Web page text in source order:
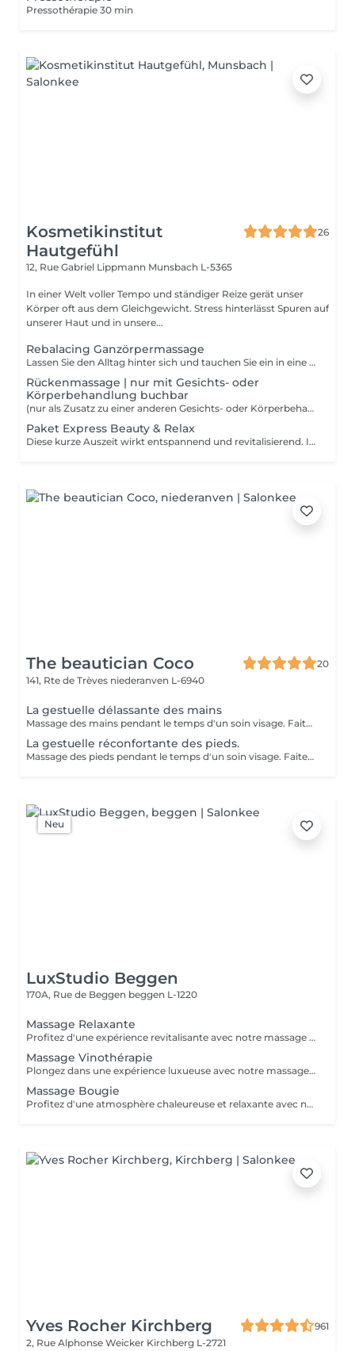
Pressothérapie 30 min
Kosmetikinstitut
Hautgefühl
26
12, Rue Gabriel Lippmann Munsbach L-5365
In einer Welt voller Tempo und ständiger Reize gerät unser
Körper oft aus dem Gleichgewicht. Stress hinterlässt Spuren auf
unserer Haut und in unsere...
Rebalacing Ganzörpermassage
Lassen Sie den Alltag hinter sich und tauchen Sie ein in eine Welt absoluten Wohlbefindens. Diese Massage ist für alle die Stress und Hektik ausgesetzt sind. Sie konzentriert sich auf ihr inneres Wohlbefinden, vermittelt Balance und gleicht die Bedürfnisse des Körpers aus. Körper, Geist und Seele werden entspannt und die Energiezirkulation wird wiederhergestellt.
Rückenmassage | nur mit Gesichts- oder
Körperbehandlung buchbar
(nur als Zusatz zu einer anderen Gesichts- oder Körperbehandlung buchbar)
Paket Express Beauty & Relax
Diese kurze Auszeit wirkt entspannend und revitalisierend. Ideal um die Akkus in der Mittagspause oder nach Feierabend noch einmal aufzuladen. Die Haut wird mild gereinigt und tonisiert. Eine Kombination aus Rücken- Gesicht und Kopfmassage bringt Ihnen intensive Entspannung. Für ein frisches und energiegeladenes Aussehen werden Ihre Wimpern und Augenbrauen gefärbt.
The beautician Coco
20
141, Rte de Trèves niederanven L-6940
La gestuelle délassante des mains
Massage des mains pendant le temps d'un soin visage. Faites vous plaisir en rajoutant ce petit plus à votre soin visage pour une relaxation intense.
La gestuelle réconfortante des pieds.
Massage des pieds pendant le temps d'un soin visage. Faites vous plaisir en rajoutant ce petit plus à votre soin visage pour une relaxation intense.
Neu
LuxStudio Beggen
170A, Rue de Beggen beggen L-1220
Massage Relaxante
Profitez d'une expérience revitalisante avec notre massage relaxant de 40, 60 ou 90 minutes. Nos esthéticiennes utiliseront des techniques douces pour soulager les tensions musculaires, procurant une sensation de tranquillité. Le temps de préparation et d'installation de la cliente est inclus dans la période choisie, garantissant que chaque minute soit consacrée à votre bien-être. Profitez de ce moment pour rajeunir corps et esprit.
Massage Vinothérapie
Plongez dans une expérience luxueuse avec notre massage Vinothérapie de 40, 60 ou 90 minutes. Nos Esthetcienne experts utiliseront des techniques spécifiques, combinant les bienfaits du raisin pour apaiser vos muscles et offrir une sensation de détente profonde. Le temps de préparation et d'installation de la cliente est inclus dans la durée sélectionnée, garantissant une expérience dédiée à votre bien-être. Laissez-vous emporter par ce moment de délice, revitalisant à la fois votre corps et votre esprit.
Massage Bougie
Profitez d'une atmosphère chaleureuse et relaxante avec notre massage aux bougies de 40, 60 ou 90 minutes. Nos esthéticiennes spécialisées intègrent des bougies parfumées pour créer une ambiance paisible tout en appliquant des techniques douces visant à soulager les tensions musculaires. Le temps de préparation et d'installation de la cliente est inclus dans la période choisie, garantissant que chaque minute soit dédiée à votre bien-être. Offrez-vous une expérience de rajeunissement du corps et de l'esprit dans ce cadre serein.
Yves Rocher Kirchberg
961
2, Rue Alphonse Weicker Kirchberg L-2721